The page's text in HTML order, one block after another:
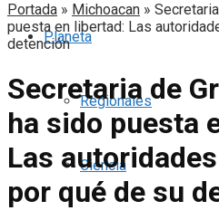
Planeta
Regionales
Ciencia
Portada » Michoacan »
puesta en libertad: Las
detención
Secretaria de
ha sido puesta
Las
por qué de su